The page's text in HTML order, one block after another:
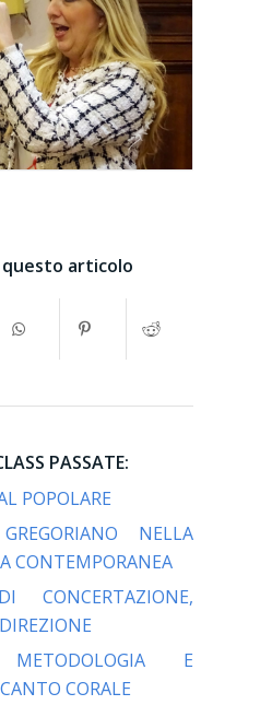
questo articolo
PASSATE:
POPOLARE
NELLA
CONTEMPORANEA
CONCERTAZIONE,
METODOLOGIA E
CORALE